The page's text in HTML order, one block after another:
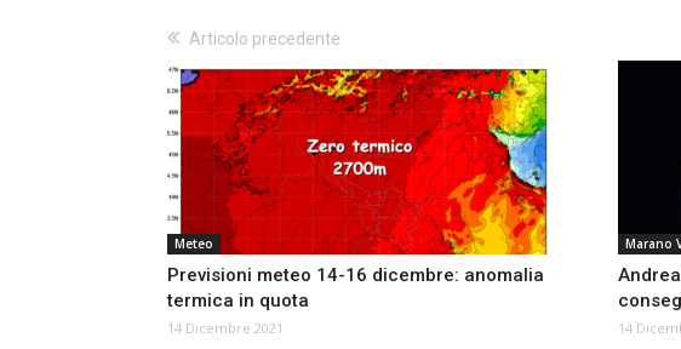
Articolo precedente
Meteo
Previsioni meteo 14-16 dicembre: anomalia
termica in quota
14 Dicembre 2021
Marano
14